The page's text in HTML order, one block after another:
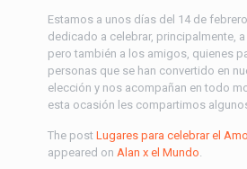
Estamos a unos días del 14 de
dedicado a celebrar, principalmente,
pero también a los amigos, quienes
personas que se han convertido en
elección y nos acompañan en todo
esta ocasión les compartimos
The post Lugares para celebrar el
appeared on Alan x el Mundo